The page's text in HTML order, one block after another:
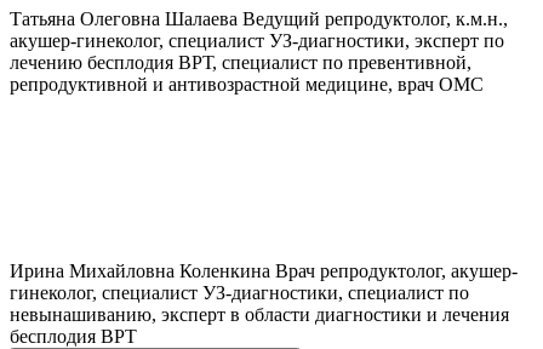
Татьяна Олеговна Шалаева Ведущий репродуктолог, к.м.н.,
акушер-гинеколог, специалист УЗ-диагностики, эксперт по
лечению бесплодия ВРТ, специалист по превентивной,
репродуктивной и антивозрастной медицине, врач ОМС
Ирина Михайловна Коленкина Врач репродуктолог, акушер-
гинеколог, специалист УЗ-диагностики, специалист по
невынашиванию, эксперт в области диагностики и лечения
бесплодия ВРТ